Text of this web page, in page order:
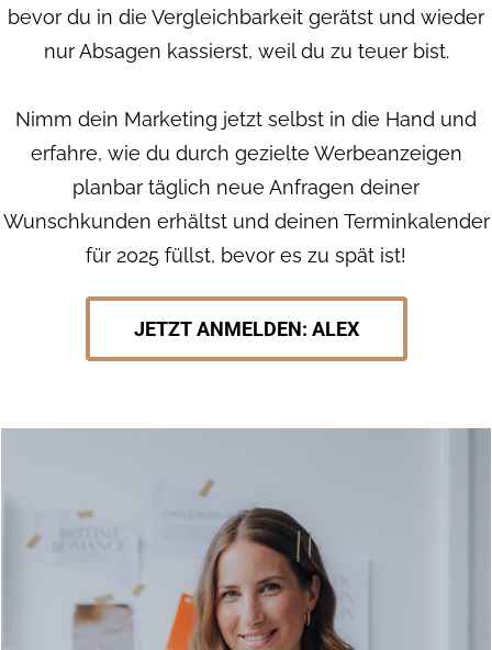
bevor du in die Vergleichbarkeit gerätst und wieder
nur Absagen kassierst, weil du zu teuer bist.
Nimm dein Marketing jetzt selbst in die Hand und
erfahre, wie du durch gezielte Werbeanzeigen
planbar täglich neue Anfragen deiner
Wunschkunden erhältst und deinen Terminkalender
für 2025 füllst, bevor es zu spät ist!
JETZT ANMELDEN: ALEX